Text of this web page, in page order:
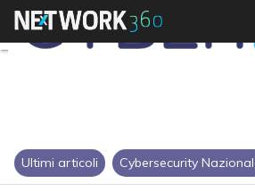
Ultimi articoli Cybersecurity